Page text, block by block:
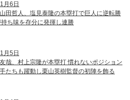
月6日
田哲人、塩見泰隆の本塁打で巨人に逆転勝
ち味を存分に発揮し連勝
月5日
哉、村上宗隆が本塁打 慣れないポジション
たちも躍動し栗山英樹監督の初陣を飾る